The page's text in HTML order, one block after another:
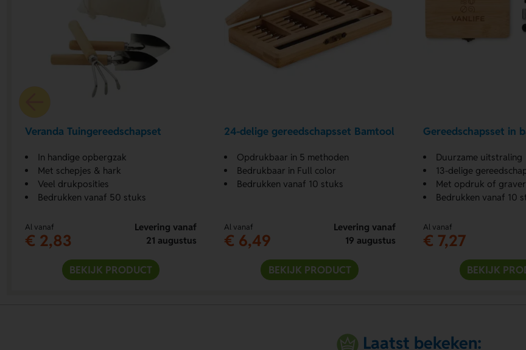
Veranda Tuingereedschapset
In handige opbergzak
Met schepjes & hark
Veel drukposities
Bedrukken vanaf 50 stuks
Al vanaf
€ 2,83
Levering vanaf
21 augustus
BEKIJK PRODUCT
24-delige gereedschapsset Bamtool
Opdrukbaar in 5 methoden
Bedrukbaar in Full color
Bedrukken vanaf 10 stuks
Al vanaf
€ 6,49
Levering vanaf
19 augustus
BEKIJK PRODUCT
Gereedschapsset in
Duurzame uitstraling
13-delige
Met opdruk of
Bedrukken vanaf 10
Al vanaf
€ 7,27
BEKIJK
Laatst bekeken: